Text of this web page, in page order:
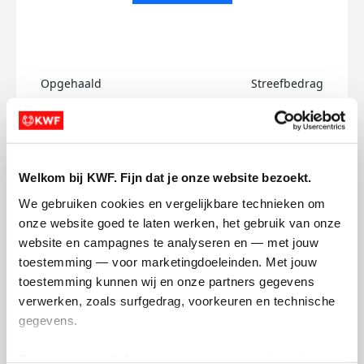
Welkom bij KWF. Fijn dat je onze website bezoekt.
We gebruiken cookies en vergelijkbare technieken om
onze website goed te laten werken, het gebruik van onze
website en campagnes te analyseren en — met jouw
toestemming — voor marketingdoeleinden. Met jouw
toestemming kunnen wij en onze partners gegevens
verwerken, zoals surfgedrag, voorkeuren en technische
gegevens.
Opgehaald Streefbedrag
Sreevidya's badges